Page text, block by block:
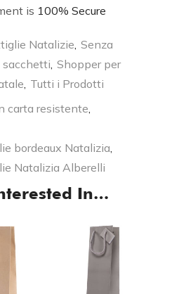
is 100% Secure
Natalizie, Senza
sacchetti, Shopper per
, Tutti i Prodotti
carta resistente,
bordeaux Natalizia,
Natalizia Alberelli
In…